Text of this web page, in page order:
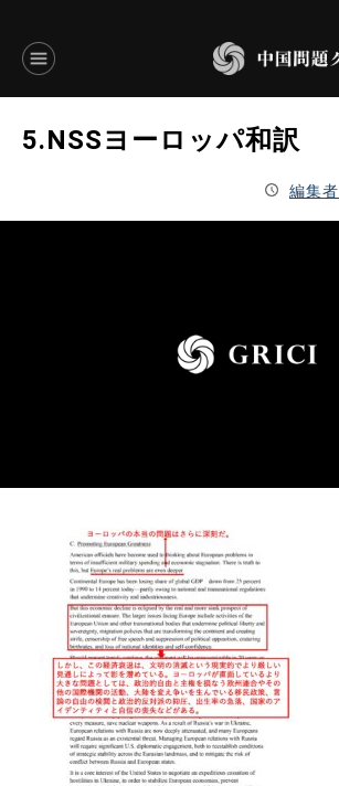
JAPANESE
お問い合わせ
5.NSSヨーロッパ和訳
編集者